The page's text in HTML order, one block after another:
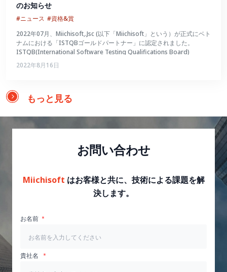
のお知らせ
#ニュース #資格&賞
2022年07月、Miichisoft,.Jsc (以下「Miichisoft」という）が正式にベト
ナムにおける「ISTQBゴールドパートナー」に認定されました。
ISTQB(International Software Testing Qualifications Board)
2022年8月16日
もっと見る
お問い合わせ
Miichisoft はお客様と共に、技術による課題を解
決します。
お名前
貴社名